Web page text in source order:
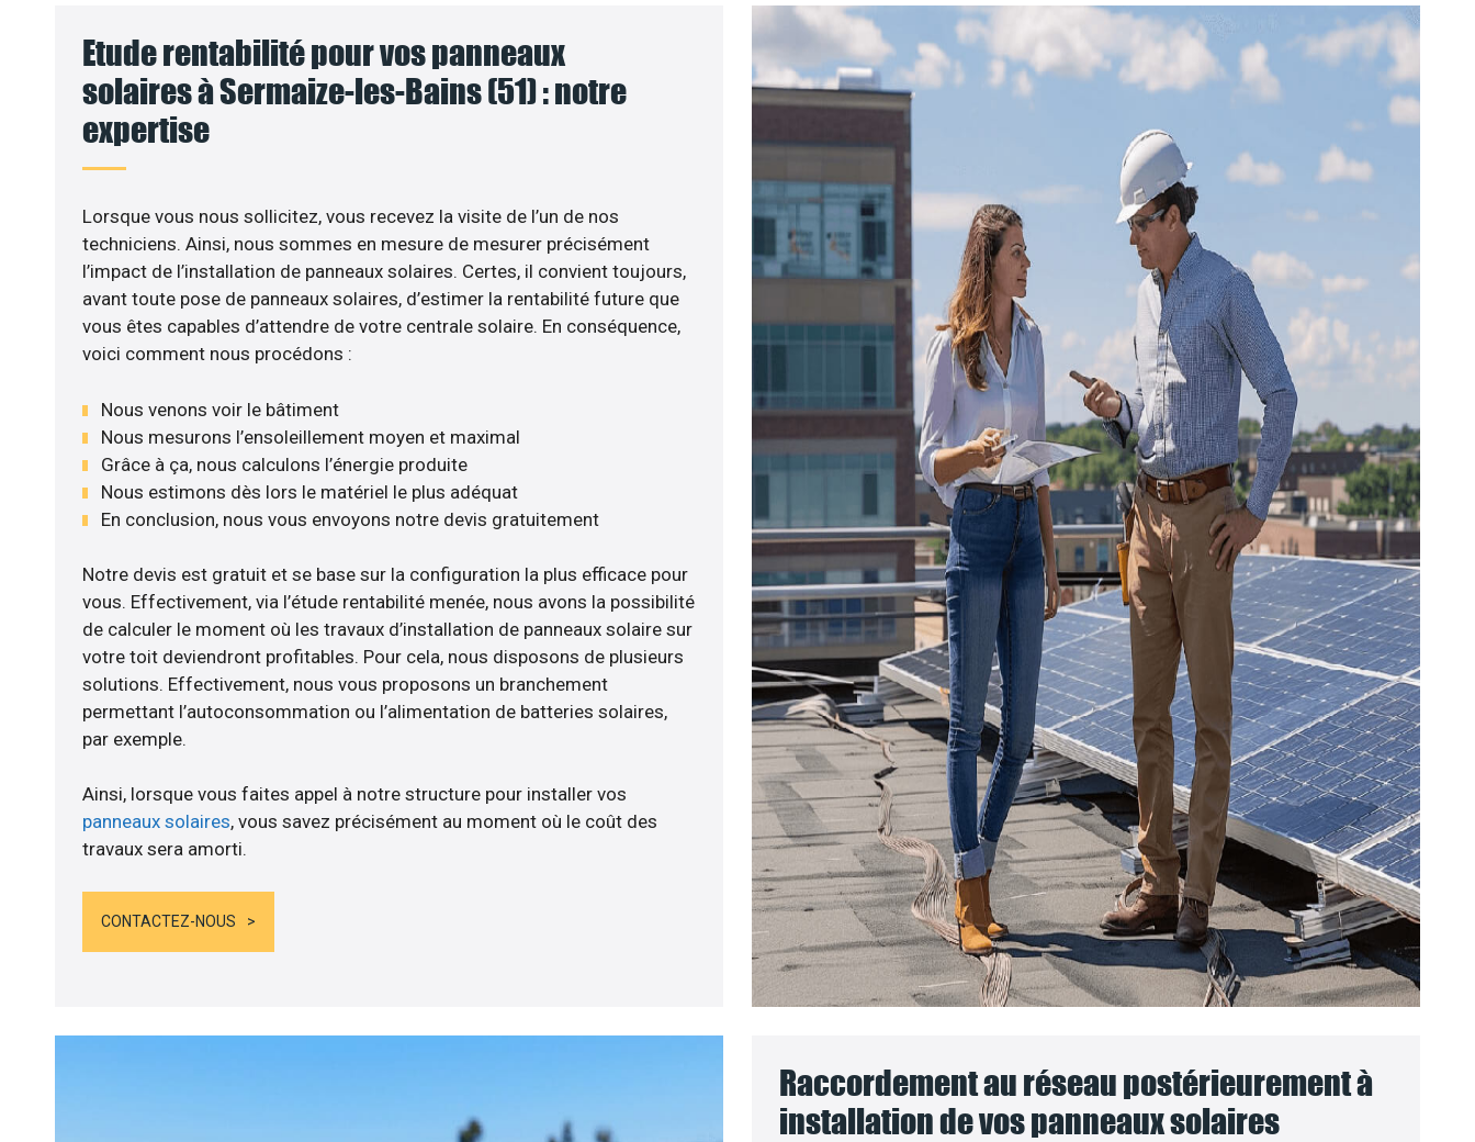
Etude rentabilité pour vos panneaux
solaires à Sermaize-les-Bains (51) : notre
expertise
Lorsque vous nous sollicitez, vous recevez la visite de l’un de nos
techniciens. Ainsi, nous sommes en mesure de mesurer précisément
l’impact de l’installation de panneaux solaires. Certes, il convient toujours,
avant toute pose de panneaux solaires, d’estimer la rentabilité future que
vous êtes capables d’attendre de votre centrale solaire. En conséquence,
voici comment nous procédons :
Nous venons voir le bâtiment
Nous mesurons l’ensoleillement moyen et maximal
Grâce à ça, nous calculons l’énergie produite
Nous estimons dès lors le matériel le plus adéquat
En conclusion, nous vous envoyons notre devis gratuitement
Notre devis est gratuit et se base sur la configuration la plus efficace pour
vous. Effectivement, via l’étude rentabilité menée, nous avons la possibilité
de calculer le moment où les travaux d’installation de panneaux solaire sur
votre toit deviendront profitables. Pour cela, nous disposons de plusieurs
solutions. Effectivement, nous vous proposons un branchement
permettant l’autoconsommation ou l’alimentation de batteries solaires,
par exemple.
Ainsi, lorsque vous faites appel à notre structure pour installer vos
panneaux solaires, vous savez précisément au moment où le coût des
travaux sera amorti.
CONTACTEZ-NOUS
Raccordement au réseau postérieurement à
installation de vos panneaux solaires